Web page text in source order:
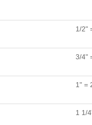
1/2"
3/4"
1" =
1 1/